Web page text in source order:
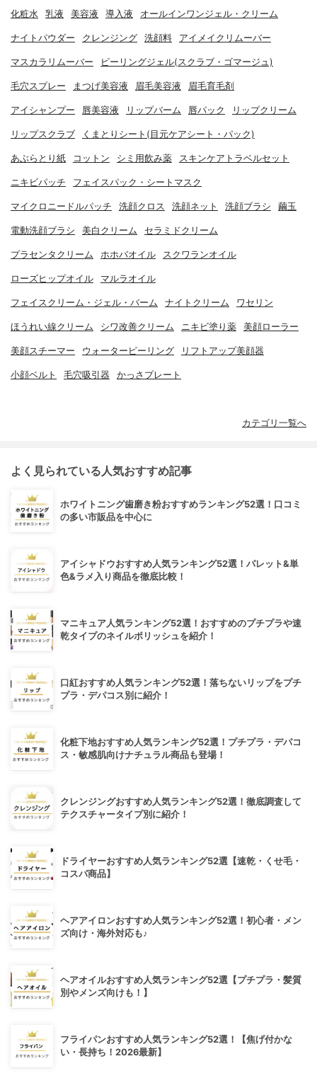
化粧水 乳液 美容液 導入液 オールインワンジェル・クリーム
ナイトパウダー クレンジング 洗顔料 アイメイクリムーバー
マスカラリムーバー ピーリングジェル(スクラブ・ゴマージュ)
毛穴スプレー まつげ美容液 眉毛美容液 眉毛育毛剤
アイシャンプー 唇美容液 リップバーム 唇パック リップクリーム
リップスクラブ くまとりシート(目元ケアシート・パック)
あぶらとり紙 コットン シミ用飲み薬 スキンケアトラベルセット
ニキビパッチ フェイスパック・シートマスク
マイクロニードルパッチ 洗顔クロス 洗顔ネット 洗顔ブラシ 繭玉
電動洗顔ブラシ 美白クリーム セラミドクリーム
プラセンタクリーム ホホバオイル スクワランオイル
ローズヒップオイル マルラオイル
フェイスクリーム・ジェル・バーム ナイトクリーム ワセリン
ほうれい線クリーム シワ改善クリーム ニキビ塗り薬 美顔ローラー
美顔スチーマー ウォーターピーリング リフトアップ美顔器
小顔ベルト 毛穴吸引器 かっさプレート
カテゴリ一覧へ
よく見られている人気おすすめ記事
ホワイトニング歯磨き粉おすすめランキング52選！口コミ
の多い市販品を中心に
アイシャドウおすすめ人気ランキング52選！パレット&単
色&ラメ入り商品を徹底比較！
マニキュア人気ランキング52選！おすすめのプチプラや速
乾タイプのネイルポリッシュを紹介！
口紅おすすめ人気ランキング52選！落ちないリップをプチ
プラ・デパコス別に紹介！
化粧下地おすすめ人気ランキング52選！プチプラ・デパコ
ス・敏感肌向けナチュラル商品も登場！
クレンジングおすすめ人気ランキング52選！徹底調査して
テクスチャータイプ別に紹介！
ドライヤーおすすめ人気ランキング52選【速乾・くせ毛・
コスパ商品】
ヘアアイロンおすすめ人気ランキング52選！初心者・メン
ズ向け・海外対応も♪
ヘアオイルおすすめ人気ランキング52選【プチプラ・髪質
別やメンズ向けも！】
フライパンおすすめ人気ランキング52選！【焦げ付かな
い・長持ち！2026最新】